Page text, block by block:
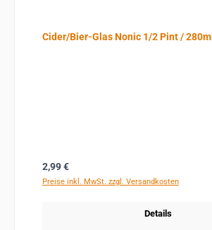
Cider/Bier-Glas Nonic 1/2 Pint / 280ml
Regulärer Preis:
2,99 €
Preise inkl. MwSt. zzgl. Versandkosten
Details